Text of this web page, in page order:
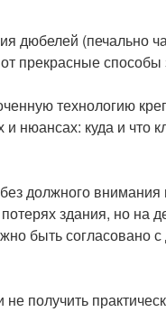
дюбелей (печально
прекрасные способы
технологию
нюансах: куда и что
должного
здания, но на
быть согласовано
получить